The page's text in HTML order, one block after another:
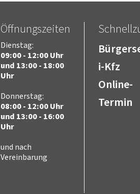
Freizeit
Kultur
Tourismus
Sport
Bevöl­ke­rungs­schutz
Selbst­hilfe
Brand- und Kata­s­tro­­phen­­
schutz­­zen­trum
Kreis­aus­­bil­­dung
Öffnungszeiten
Dienstag:
09:00 - 12:00 Uhr
und 13:00 - 18:00
Uhr
Donnerstag:
08:00 - 12:00 Uhr
und 13:00 - 16:00
Uhr
und nach
Vereinbarung
i-Kfz
Online-
Termin